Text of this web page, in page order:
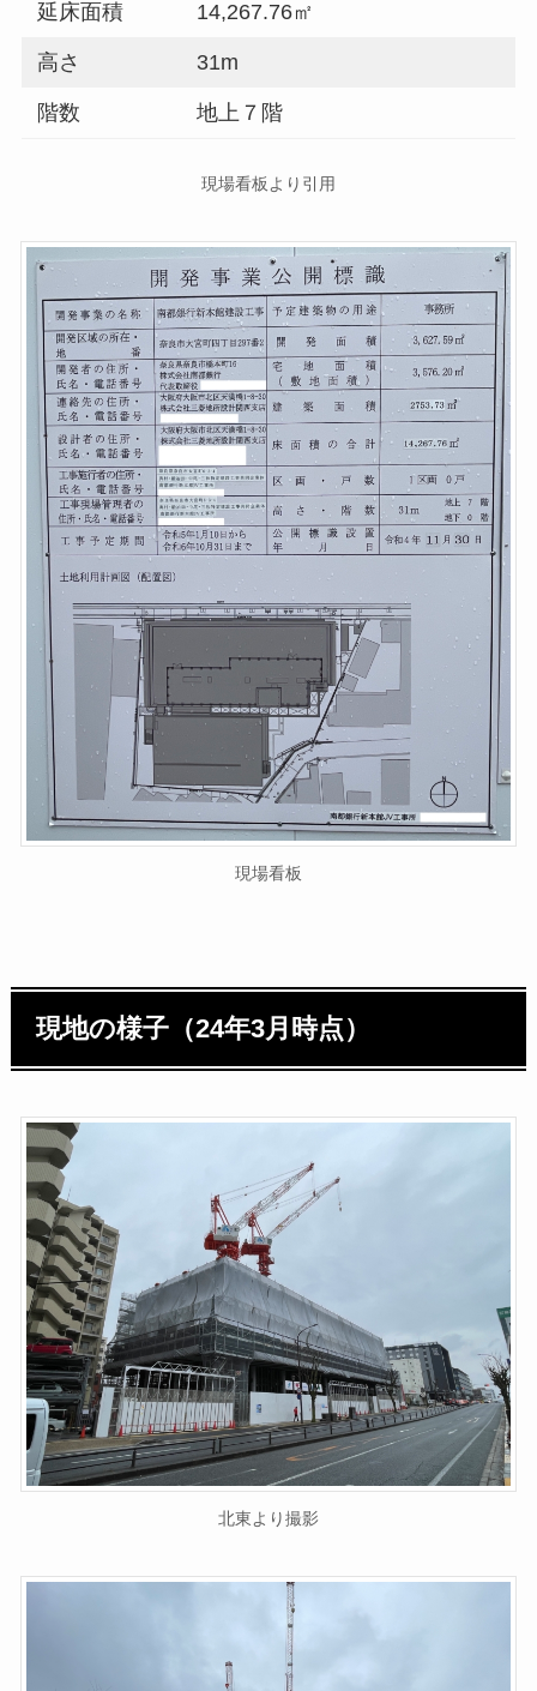
延床面積 14,267.76㎡
高さ 31m
階数 地上７階
現場看板より引用
現場看板
現地の様子（24年3月時点）
北東より撮影